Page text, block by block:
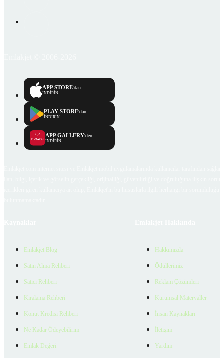
APP STORE'dan
İNDİRİN
PLAY STORE'dan
İNDİRİN
APP GALLERY'den
İNDİRİN
Emlakjet Blog
Satın Alma Rehberi
Satıcı Rehberi
Kiralama Rehberi
Konut Kredisi Rehberi
Ne Kadar Ödeyebilirim
Emlak Değeri
Hakkımızda
Ödüllerimiz
Reklam Çözümleri
Kurumsal Materyaller
İnsan Kaynakları
İletişim
Yardım